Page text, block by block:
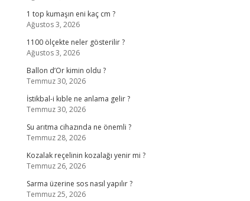
1 top kumaşın eni kaç cm ?
Ağustos 3, 2026
1100 ölçekte neler gösterilir ?
Ağustos 3, 2026
Ballon d’Or kimin oldu ?
Temmuz 30, 2026
İstikbal-i kıble ne anlama gelir ?
Temmuz 30, 2026
Su arıtma cihazında ne önemli ?
Temmuz 28, 2026
Kozalak reçelinin kozalağı yenir mi ?
Temmuz 26, 2026
Sarma üzerine sos nasıl yapılır ?
Temmuz 25, 2026